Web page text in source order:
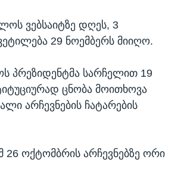
ვებსაიტზე დღეს, 3
29 ნოემბერს მიიღო.
პრეზიდენტმა სარჩელით 19
ცნობა მოითხოვა
არჩევნების ჩატარების
26 ოქტომბრის არჩევნებზე ორი